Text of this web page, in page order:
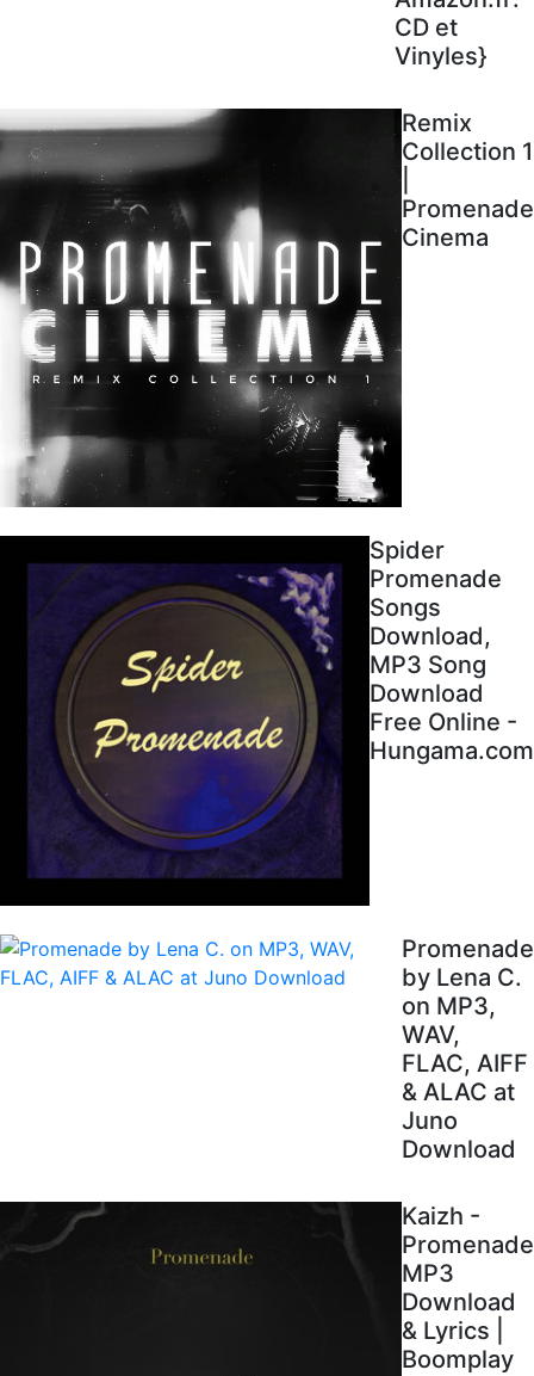
CD et
Vinyles}
Remix
Collection 1
Promenade
Cinema
Spider
Promenade
Songs
Download,
MP3 Song
Download
Free Online -
Hungama.com
Promenade
by Lena C.
on MP3,
WAV,
FLAC, AIFF
& ALAC at
Juno
Download
Kaizh -
Promenade
MP3
Download
& Lyrics |
Boomplay